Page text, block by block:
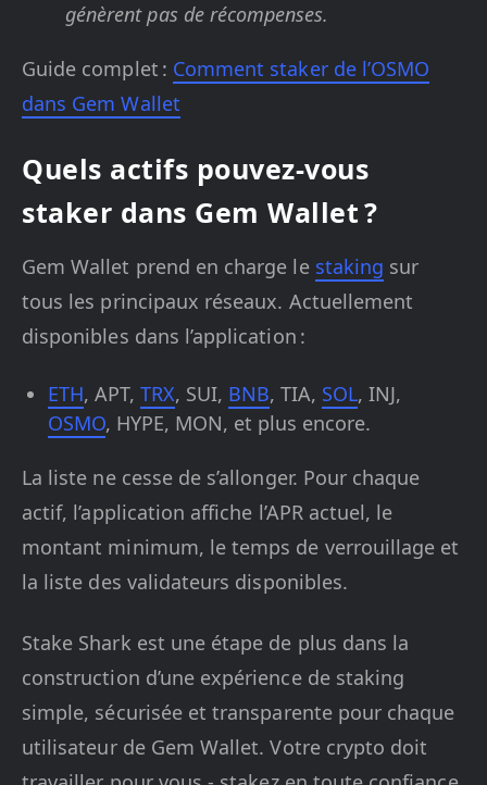
génèrent pas de récompenses.
Guide complet : Comment staker de l’OSMO
dans Gem Wallet
Quels actifs pouvez-vous
staker dans Gem Wallet ?
Gem Wallet prend en charge le staking sur
tous les principaux réseaux. Actuellement
disponibles dans l’application :
ETH, APT, TRX, SUI, BNB, TIA, SOL, INJ,
OSMO, HYPE, MON, et plus encore.
La liste ne cesse de s’allonger. Pour chaque
actif, l’application affiche l’APR actuel, le
montant minimum, le temps de verrouillage et
la liste des validateurs disponibles.
Stake Shark est une étape de plus dans la
construction d’une expérience de staking
simple, sécurisée et transparente pour chaque
utilisateur de Gem Wallet. Votre crypto doit